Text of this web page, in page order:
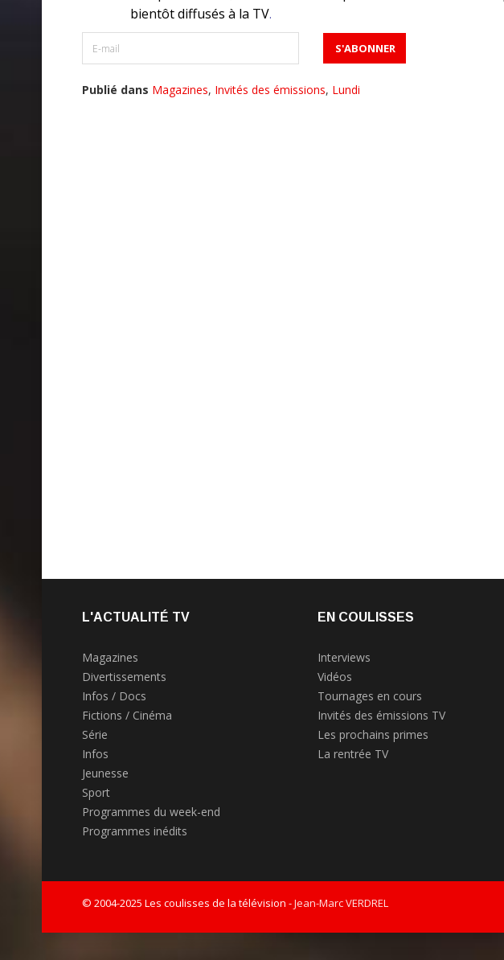
bientôt diffusés à la TV.
Publié dans Magazines, Invités des émissions, Lundi
L'ACTUALITÉ TV
Magazines
Divertissements
Infos / Docs
Fictions / Cinéma
Série
Infos
Jeunesse
Sport
Programmes du week-end
Programmes inédits
EN COULISSES
Interviews
Vidéos
Tournages en cours
Invités des émissions TV
Les prochains primes
La rentrée TV
© 2004-2025 Les coulisses de la télévision -Jean-Marc VERDREL